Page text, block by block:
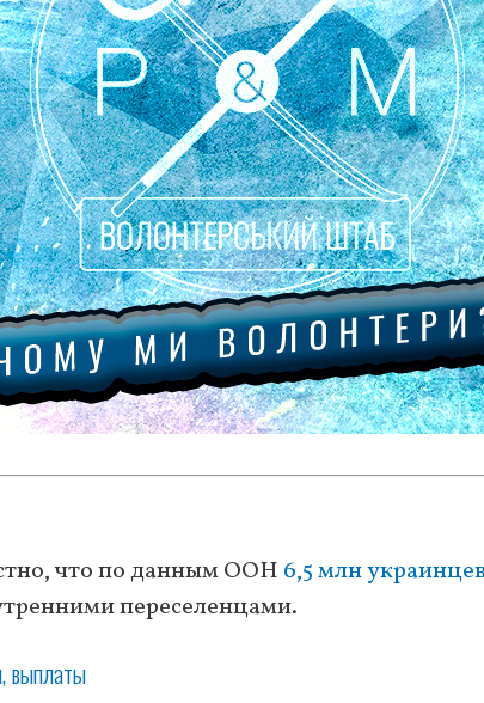
что по данным ООН 6,5 млн
переселенцами.
выплаты